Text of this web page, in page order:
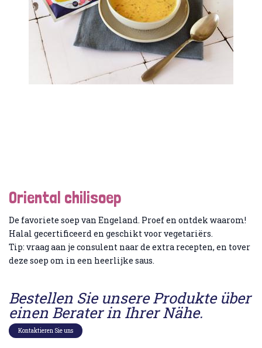
Oriental chilisoep
De favoriete soep van Engeland. Proef en ontdek waarom!
Halal gecertificeerd en geschikt voor vegetariërs.
Tip: vraag aan je consulent naar de extra recepten, en tover
deze soep om in een heerlijke saus.
Bestellen Sie unsere Produkte über
einen Berater in Ihrer Nähe.
Kontaktieren Sie uns